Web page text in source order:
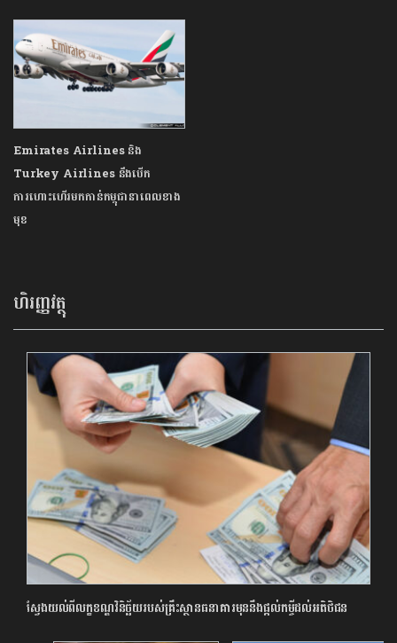
Emirates Airlines និង
Turkey Airlines នឹងបើក
ការហោះហើរមកកាន់កម្ពុជានាពេលខាង
មុខ
ហិរញ្ញវត្ថុ
ស្វែងយល់ពីលក្ខខណ្ឌវិនិច្ឆ័យរបស់គ្រឹះស្ថានធនាគារមុននឹងផ្ដល់កម្ចីដល់អតិថិជន